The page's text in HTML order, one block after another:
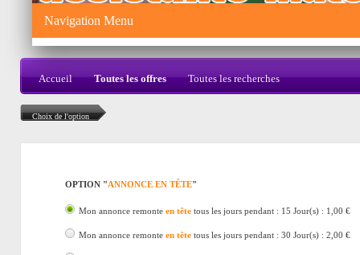
Navigation Menu
Accueil Toutes les offres Toutes les recherches
Choix de l'option
OPTION "ANNONCE EN TÊTE"
Mon annonce remonte en tête tous les jours pendant : 15 Jour(s) : 1,00 €
Mon annonce remonte en tête tous les jours pendant : 30 Jour(s) : 2,00 €